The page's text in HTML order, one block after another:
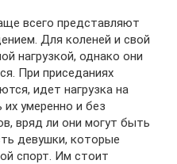
всего представляют
Для коленей и свой
нагрузкой, однако они
При приседаниях
идет нагрузка на
умеренно и без
вряд ли они могут быть
девушки, которые
спорт. Им стоит